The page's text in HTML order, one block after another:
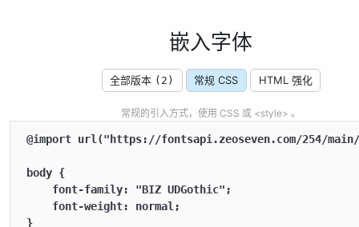
嵌入字体
全部版本 (2) 常规 CSS HTML 强化
常规的引入方式，使用 CSS 或 <style> 。
@import url("https://fontsapi.zeoseven.com/254/
body {
    font-family: "BIZ UDGothic";
    font-weight: normal;
}